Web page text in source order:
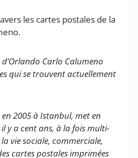
les cartes postales de la
Carlo Calumeno
qui se trouvent actuellement
2005 à Istanbul, met en
y a cent ans, à la fois multi-
vie sociale, commerciale,
cartes postales imprimées